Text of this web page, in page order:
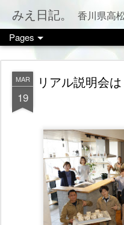
みえ日記。 香川県高松市 吉田建設の日常をお伝えします。 家づくり
Pages
MAR
19
リアル説明会